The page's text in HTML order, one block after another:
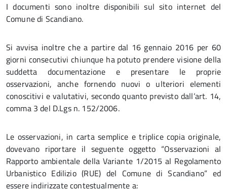
I documenti sono inoltre disponibili sul sito internet del
Comune di Scandiano.
Si avvisa inoltre che a partire dal 16 gennaio 2016 per 60
giorni consecutivi chiunque ha potuto prendere visione della
suddetta documentazione e presentare le proprie
osservazioni, anche fornendo nuovi o ulteriori elementi
conoscitivi e valutativi, secondo quanto previsto dall’art. 14,
comma 3 del D.Lgs n. 152/2006.
Le osservazioni, in carta semplice e triplice copia originale,
dovevano riportare il seguente oggetto “Osservazioni al
Rapporto ambientale della Variante 1/2015 al Regolamento
Urbanistico Edilizio (RUE) del Comune di Scandiano” ed
essere indirizzate contestualmente a: